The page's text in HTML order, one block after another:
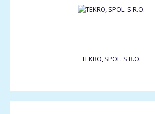
TEKRO, SPOL. S R.O.